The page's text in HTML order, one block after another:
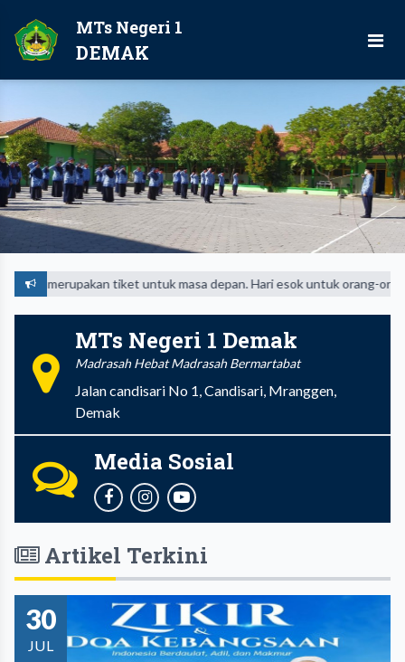
MTs Negeri 1
DEMAK
tiket untuk masa depan. Hari esok untuk orang-orang yang
MTs Negeri 1 Demak
Madrasah Hebat Madrasah Bermartabat
Jalan candisari No 1, Candisari, Mranggen,
Demak
Media Sosial
Artikel Terkini
30
JUL